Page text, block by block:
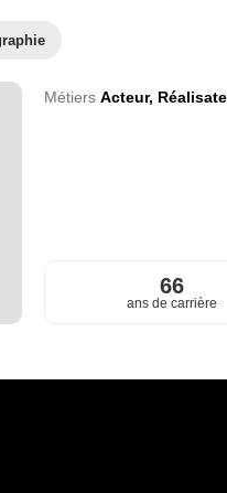
Métiers Acteur,
66
ans de carrière